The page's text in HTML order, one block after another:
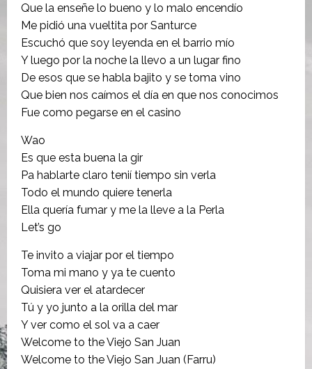
Que la enseñe lo bueno y lo malo encendío
Me pidió una vueltita por Santurce
Escuchó que soy leyenda en el barrio mío
Y luego por la noche la llevo a un lugar fino
De esos que se habla bajito y se toma vino
Que bien nos caímos el día en que nos conocimos
Fue como pegarse en el casino
Wao
Es que esta buena la gir
Pa hablarte claro tenií tiempo sin verla
Todo el mundo quiere tenerla
Ella quería fumar y me la lleve a la Perla
Let’s go
Te invito a viajar por el tiempo
Toma mi mano y ya te cuento
Quisiera ver el atardecer
Tú y yo junto a la orilla del mar
Y ver como el sol va a caer
Welcome to the Viejo San Juan
Welcome to the Viejo San Juan (Farru)